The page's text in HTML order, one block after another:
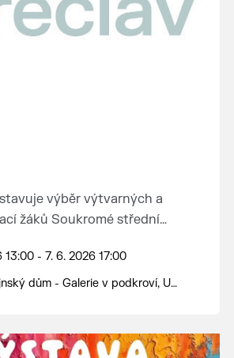
výběr výtvarných a
žáků Soukromé střední
13:00 - 7. 6. 2026 17:00
dům - Galerie v podkroví, U